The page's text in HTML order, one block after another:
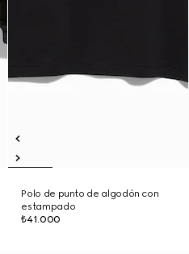
Polo de punto de algodón con
estampado
₺41.000